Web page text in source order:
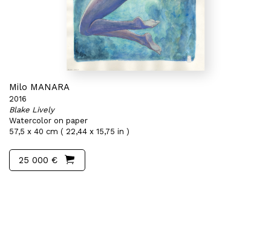
Milo MANARA
2016
Blake Lively
Watercolor on paper
57,5 x 40 cm ( 22,44 x 15,75 in )
25 000 €